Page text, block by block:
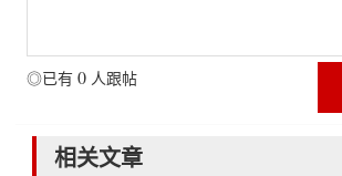
◎已有 0 人跟帖
相关文章